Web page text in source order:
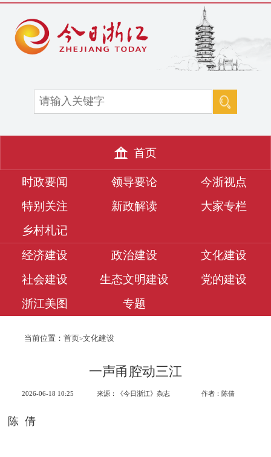
首页
时政要闻 领导要论
今浙视点
特别关注
新政解读
大家专栏
乡村札记
经济建设
政治建设
文化建设
社会建设
生态文明建设
党的建设
浙江美图
专题
当前位置： 首页>文化建设
一声甬腔动三江
2026-06-18 10:25 来源：《今日浙江》杂志 作者：陈倩
陈 倩